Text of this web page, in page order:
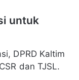
untuk
DPRD Kaltim
dan TJSL.